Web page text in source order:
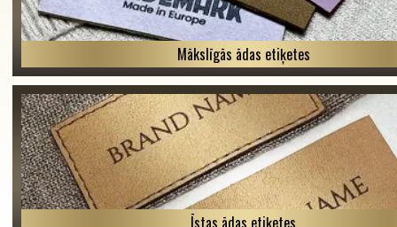
Mākslīgās ādas etiķetes
Īstas ādas etiķetes